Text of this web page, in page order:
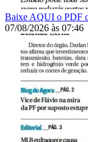
Baixe AQUI o PDF
07/08/2026 às 07:46